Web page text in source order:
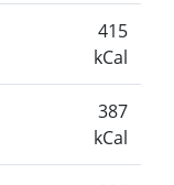
415
kCal
387
kCal